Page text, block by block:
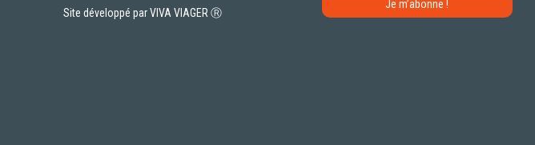
Site développé par VIVA VIAGER Ⓡ